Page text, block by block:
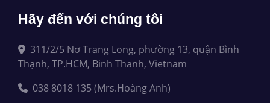
Hãy đến với chúng tôi
311/2/5 Nơ Trang Long, phường 13, quận Bình
Thạnh, TP.HCM, Binh Thanh, Vietnam
038 8018 135 (Mrs.Hoàng Anh)